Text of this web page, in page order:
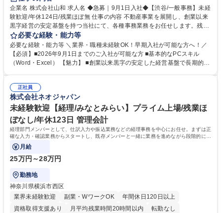
企業名 株式会社山和 求人名 ◆急募｜9月1日入社◆【渋谷/一般事務】未経
験歓迎/年休124日/残業ほぼ無 仕事の内容 不動産事業を展開し、創業以来
黒字経営の安定基盤を持つ当社にて、各種事務業務をお任せします。残業
がほぼ発生せず、連続した日程の有給取得が可能なため、WLBを整えたい
方にお勧めの環境です！ 入社後はOJTを通じて丁寧に研修を行いますの
で、事務未経験の方でも安心して臨むことができます。 【業務詳細】■電
話・来客対応 ■物件の鍵や社内の備品管理 ■データ入力や書類作成 ■契約
必要な経験・能力等
必要な経験・能力等 ＼業界・職種未経験OK！早期入社が可能な方へ！／
【必須】■2026年9月1日までのご入社が可能な方 ■基本的なPCスキル
（Word・Excel） 【魅力】 ■創業以来黒字の安定した経営基盤で長期的に
のOJTで業務を習得可能、未経験でもしっかりサポート 学歴・資格 学
歴：大学院 大学 高専 短大 語学力： 資格：
正社員
株式会社ネオジャパン
未経験歓迎【経理/みなとみらい】プライム上場/残業ほ
ぼなし/年休123日 管理会計
経理部門メンバーとして、仕訳入力や振込業務などの経理事務を中心にお任せ。まずは正
確な入力・確認業務からスタートし、既存メンバーと一緒に業務を進めながら段階的に経
理知識を身につけていただきます。
月給
25万円～28万円
勤務地
神奈川県横浜市西区
業界未経験歓迎
副業・WワークOK
年間休日120日以上
資格取得支援あり
月平均残業時間20時間以内 転勤なし